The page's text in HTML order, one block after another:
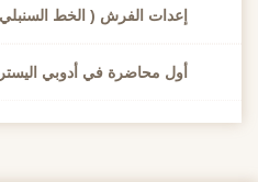
إعدات الفرش ( الخط
أول محاضرة في أدوبي